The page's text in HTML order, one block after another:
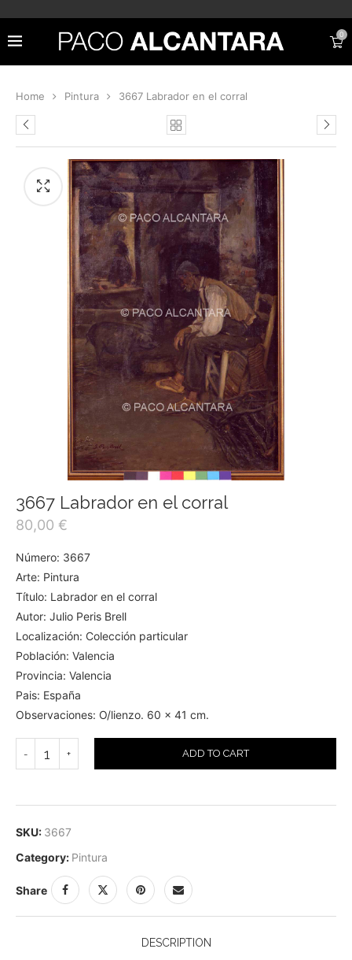
0
Home Pintura 3667 Labrador en el corral
3667 Labrador en el corral
80,00 €
Número: 3667
Arte: Pintura
Título: Labrador en el corral
Autor: Julio Peris Brell
Localización: Colección particular
Población: Valencia
Provincia: Valencia
Pais: España
Observaciones: O/lienzo. 60 x 41 cm.
ADD TO CART
SKU: 3667
Category: Pintura
Share
DESCRIPTION